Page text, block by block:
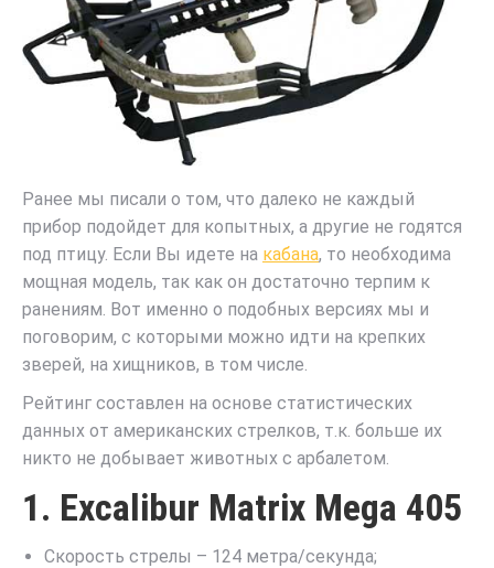
Ранее мы писали о том, что далеко не каждый
прибор подойдет для копытных, а другие не годятся
под птицу. Если Вы идете на кабана, то необходима
мощная модель, так как он достаточно терпим к
ранениям. Вот именно о подобных версиях мы и
поговорим, с которыми можно идти на крепких
зверей, на хищников, в том числе.
Рейтинг составлен на основе статистических
данных от американских стрелков, т.к. больше их
никто не добывает животных с арбалетом.
1. Excalibur Matrix Mega 405
Скорость стрелы – 124 метра/секунда;